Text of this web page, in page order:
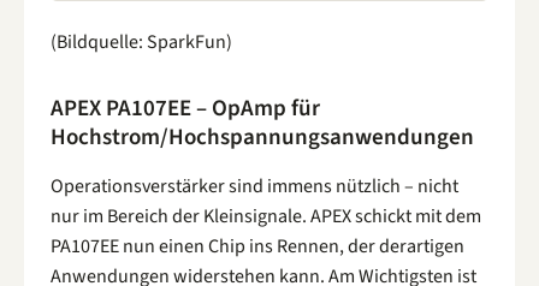
(Bildquelle: SparkFun)
APEX PA107EE – OpAmp für
Hochstrom/Hochspannungsanwendungen
Operationsverstärker sind immens nützlich – nicht
nur im Bereich der Kleinsignale. APEX schickt mit dem
PA107EE nun einen Chip ins Rennen, der derartigen
Anwendungen widerstehen kann. Am Wichtigsten ist